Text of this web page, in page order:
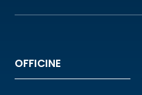
OFFICINE